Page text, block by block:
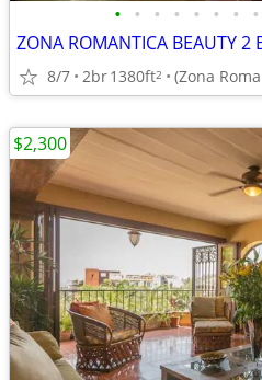
• • • • • • • •
ZONA ROMANTICA BEAUTY 2
8/7 2br1380ft2
$2,300